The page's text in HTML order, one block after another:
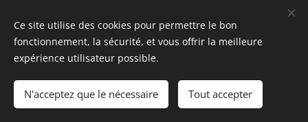
Web-master Adrien - Catherine - Hubert- Thierry
Cookies
Ce site utilise des cookies pour permettre le bon
fonctionnement, la sécurité, et vous offrir la meilleure
expérience utilisateur possible.
N'acceptez que le nécessaire Tout accepter